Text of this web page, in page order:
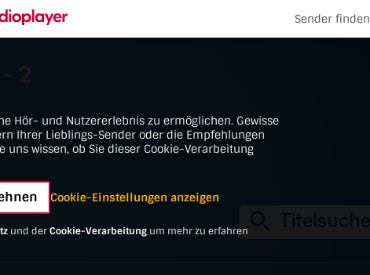
Hör- und Nutzererlebnis zu ermöglichen. Gewisse
Ihrer Lieblings-Sender oder die Empfehlungen
uns wissen, ob Sie dieser Cookie-Verarbeitung
Cookie-Einstellungen anzeigen
und derCookie-Verarbeitung um mehr zu erfahren
Sender finden